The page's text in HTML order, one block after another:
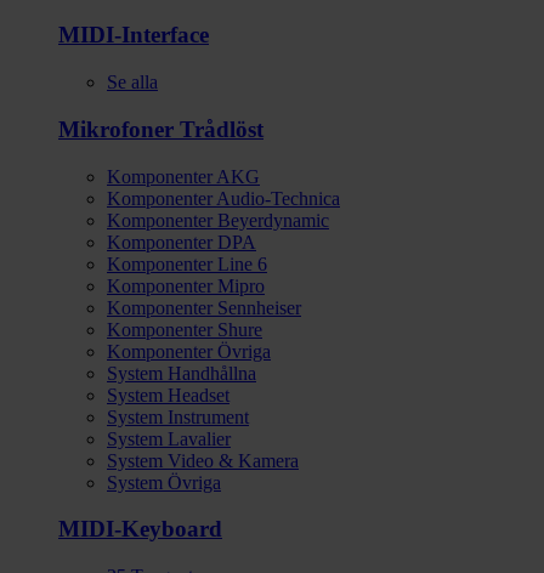
MIDI-Interface
Se alla
Mikrofoner Trådlöst
Komponenter AKG
Komponenter Audio-Technica
Komponenter Beyerdynamic
Komponenter DPA
Komponenter Line 6
Komponenter Mipro
Komponenter Sennheiser
Komponenter Shure
Komponenter Övriga
System Handhållna
System Headset
System Instrument
System Lavalier
System Video & Kamera
System Övriga
MIDI-Keyboard